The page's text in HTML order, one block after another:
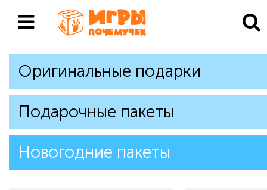
Оригинальные подарки
Подарочные пакеты
Новогодние пакеты